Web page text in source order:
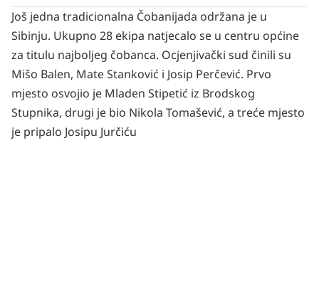
Još jedna tradicionalna Čobanijada održana je u
Sibinju. Ukupno 28 ekipa natjecalo se u centru općine
za titulu najboljeg čobanca. Ocjenjivački sud činili su
Mišo Balen, Mate Stanković i Josip Perčević. Prvo
mjesto osvojio je Mladen Stipetić iz Brodskog
Stupnika, drugi je bio Nikola Tomašević, a treće mjesto
je pripalo Josipu Jurčiću